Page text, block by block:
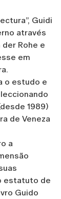
Guidi
através
der Rohe e
em
o estudo e
1989)
de Veneza
a
estatuto de
Guido